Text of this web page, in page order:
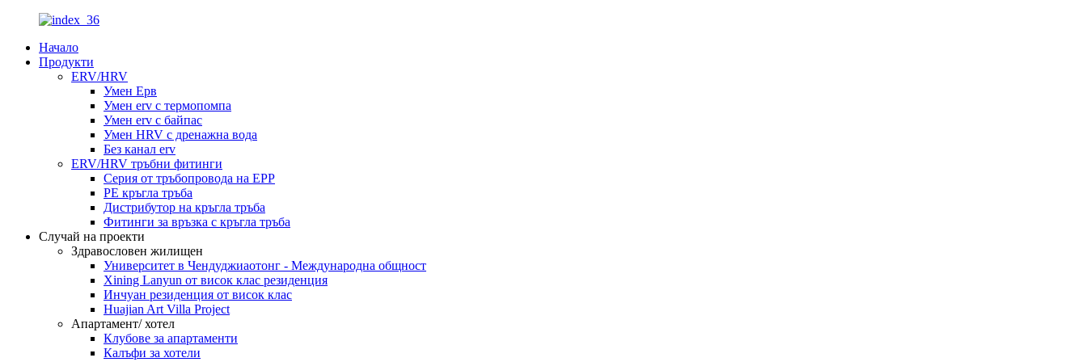
Начало
Продукти
ERV/HRV
Умен Ерв
Умен erv с термопомпа
Умен erv с байпас
Умен HRV с дренажна вода
Без канал erv
ERV/HRV тръбни фитинги
Серия от тръбопровода на EPP
PE кръгла тръба
Дистрибутор на кръгла тръба
Фитинги за връзка с кръгла тръба
Случай на проекти
Здравословен жилищен
Университет в Чендуджиаотонг - Международна общност
Xining Lanyun от висок клас резиденция
Инчуан резиденция от висок клас
Huajian Art Villa Project
Апартамент/ хотел
Клубове за апартаменти
Калъфи за хотели